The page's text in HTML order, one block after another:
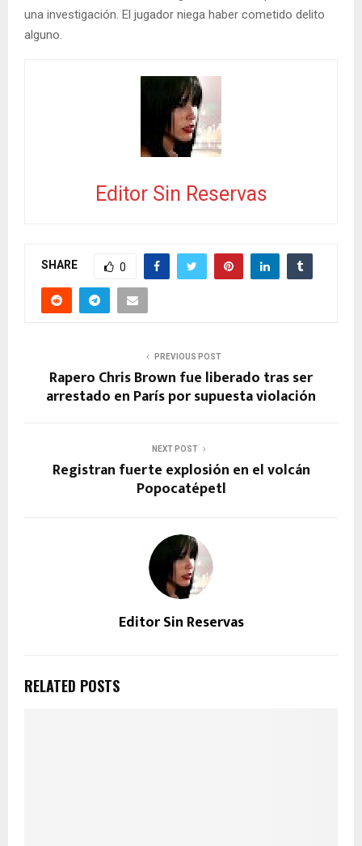
una investigación. El jugador niega haber cometido delito
alguno.
Editor Sin Reservas
SHARE 0
PREVIOUS POST
Rapero Chris Brown fue liberado tras ser
arrestado en París por supuesta violación
NEXT POST
Registran fuerte explosión en el volcán
Popocatépetl
Editor Sin Reservas
RELATED POSTS